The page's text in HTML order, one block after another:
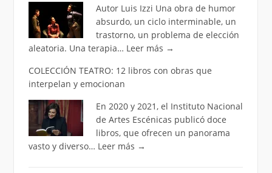
Autor Luis Izzi Una obra de humor
absurdo, un ciclo interminable, un
trastorno, un problema de elección
aleatoria. Una terapia… Leer más →
COLECCIÓN TEATRO: 12 libros con obras que
interpelan y emocionan
En 2020 y 2021, el Instituto Nacional
de Artes Escénicas publicó doce
libros, que ofrecen un panorama
vasto y diverso… Leer más →